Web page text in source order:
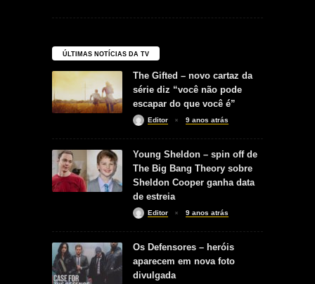
ÚLTIMAS NOTÍCIAS DA TV
The Gifted – novo cartaz da
série diz “você não pode
escapar do que você é”
Editor 9 anos atrás
Young Sheldon – spin off de
The Big Bang Theory sobre
Sheldon Cooper ganha data
de estreia
Editor 9 anos atrás
Os Defensores – heróis
aparecem em nova foto
divulgada